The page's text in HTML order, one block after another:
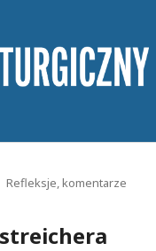
Refleksje, komentarze